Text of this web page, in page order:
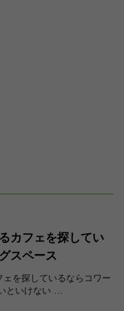
カフェを探してい
スペース
を探しているならコワー
といけない …